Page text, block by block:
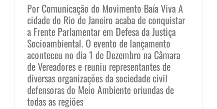
Por Comunicação do Movimento Baía Viva A
cidade do Rio de Janeiro acaba de conquistar
a Frente Parlamentar em Defesa da Justiça
Socioambiental. O evento de lançamento
aconteceu no dia 1 de Dezembro na Câmara
de Vereadores e reuniu representantes de
diversas organizações da sociedade civil
defensoras do Meio Ambiente oriundas de
todas as regiões